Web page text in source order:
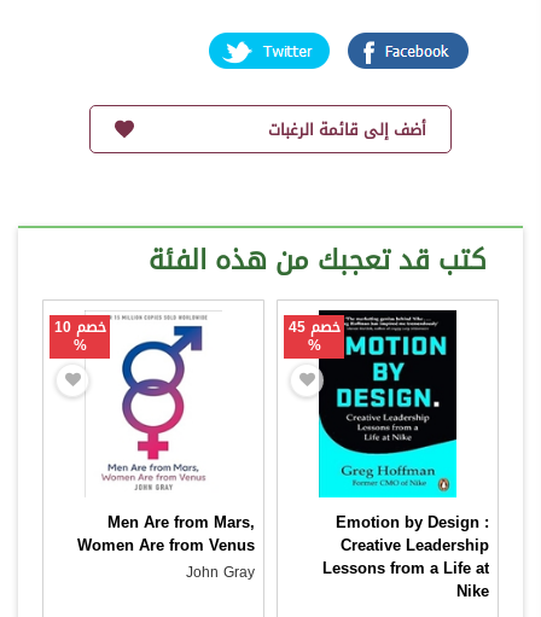
أضف إلى قائمة الرغبات
كتب قد تعجبك من هذه الفئة
خصم 45
%
Emotion by Design :
Creative Leadership
Lessons from a Life at
Nike
خصم 10
%
Men Are from Mars,
Women Are from Venus
John Gray